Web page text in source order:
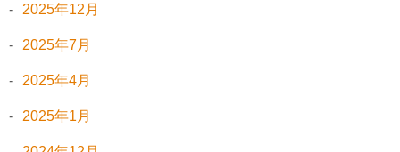
2025年12月
2025年7月
2025年4月
2025年1月